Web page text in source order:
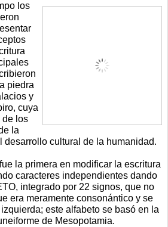
los
piedra
y
cuya
de los
la
cultural de la humanidad.
la primera en modificar la escritura
caracteres independientes dando
integrado por 22 signos, que no
era meramente consonántico y se
este alfabeto se basó en la
de Mesopotamia.